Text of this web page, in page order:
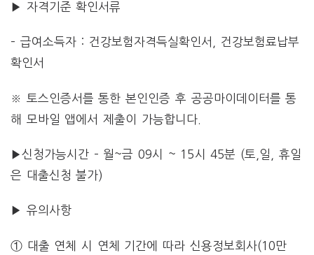
▶ 자격기준 확인서류
– 급여소득자 : 건강보험자격득실확인서, 건강보험료납부
확인서
※ 토스인증서를 통한 본인인증 후 공공마이데이터를 통
해 모바일 앱에서 제출이 가능합니다.
▶신청가능시간 – 월~금 09시 ~ 15시 45분 (토,일, 휴일
은 대출신청 불가)
▶ 유의사항
① 대출 연체 시 연체 기간에 따라 신용정보회사(10만